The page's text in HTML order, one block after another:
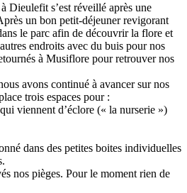
Dieulefit s’est réveillé après une
un bon petit-déjeuner revigorant
le parc afin de découvrir la flore et
endroits avec du buis pour nos
à Musiflore pour retrouver nos
avons continué à avancer sur nos
trois espaces pour :
viennent d’éclore (« la nurserie »)
dans des petites boites individuelles
nos pièges. Pour le moment rien de